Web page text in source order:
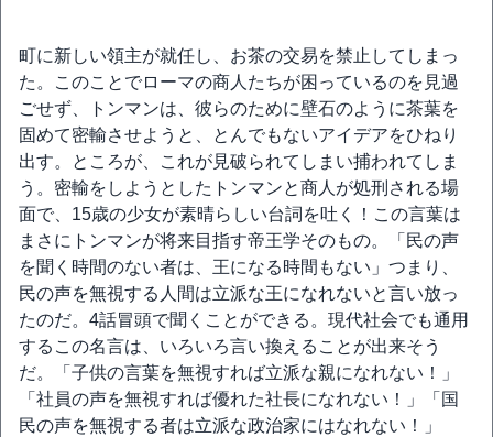
町に新しい領主が就任し、お茶の交易を禁止してしまっ
た。このことでローマの商人たちが困っているのを見過
ごせず、トンマンは、彼らのために壁石のように茶葉を
固めて密輸させようと、とんでもないアイデアをひねり
出す。ところが、これが見破られてしまい捕われてしま
う。密輸をしようとしたトンマンと商人が処刑される場
面で、15歳の少女が素晴らしい台詞を吐く！この言葉は
まさにトンマンが将来目指す帝王学そのもの。「民の声
を聞く時間のない者は、王になる時間もない」つまり、
民の声を無視する人間は立派な王になれないと言い放っ
たのだ。4話冒頭で聞くことができる。現代社会でも通用
するこの名言は、いろいろ言い換えることが出来そう
だ。「子供の言葉を無視すれば立派な親になれない！」
「社員の声を無視すれば優れた社長になれない！」「国
民の声を無視する者は立派な政治家にはなれない！」